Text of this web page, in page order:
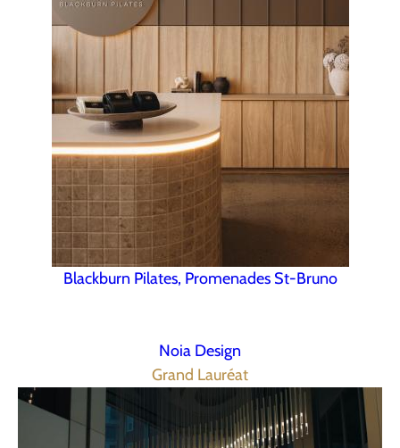
Blackburn Pilates, Promenades St-Bruno
Noia Design
Grand Lauréat